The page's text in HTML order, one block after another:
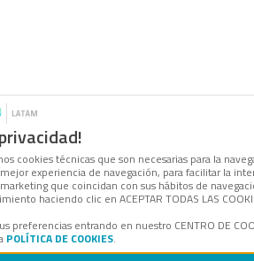
cookies técnicas que son necesarias para la
experiencia de navegación, para facilitar la
que coincidan con sus hábitos de
haciendo clic en ACEPTAR TODAS LAS
preferencias entrando en nuestro CENTRO DE
POLÍTICA DE COOKIES.